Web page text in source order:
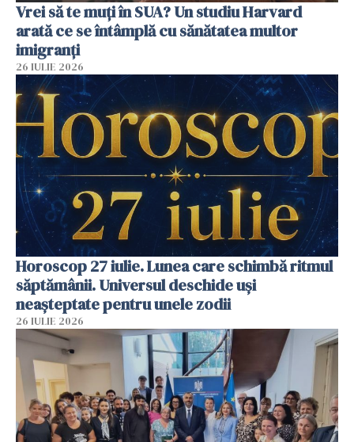
Vrei să te muți în SUA? Un studiu Harvard
arată ce se întâmplă cu sănătatea multor
imigranți
26 IULIE 2026
Horoscop 27 iulie. Lunea care schimbă ritmul
săptămânii. Universul deschide uși
neașteptate pentru unele zodii
26 IULIE 2026